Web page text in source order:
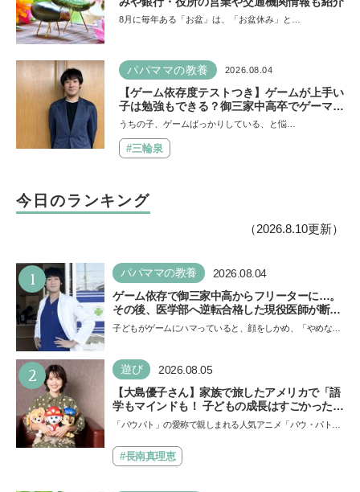
8月に毎年ある「お盆」は、「お盆休み」と…
パパママの教養 2026.08.04
【ゲーム依存度テストつき】ゲームが上手い
子は勉強もできる？御三家中高卒でゲーマー
の医師・阿部智史さんが教えるゲームしなが
うちの子、ゲームばっかりしている、と悩…
#三輪泉
今日のランキング
（2026.8.10更新）
1 パパママの教養 2026.08.04
ゲーム依存で御三家中高からフリーターに…。
その後、医学部へ逆転合格した現役医師が断言
「ゲームの経験が受験勉強に役立った」そう考
子どもがゲームにハマっていると、顔をしかめ、「やめなさ
い…
2 遊び 2026.08.05
【大島優子さん】家族で旅したアメリカで「語
学もマインドも！ 子どもの成長はすごかった」
声優をつとめた映画『パウ・パトロール ザ・ダ
できると子どもに知ってほしい
「パウパト」の愛称で親しまれる人気アニメ「パウ・パトロ
ザ…
#長南真理恵